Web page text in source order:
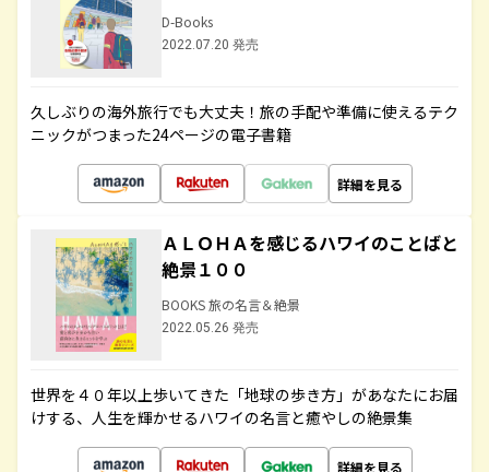
D-Books
2022.07.20 発売
久しぶりの海外旅行でも大丈夫！旅の手配や準備に使えるテク
ニックがつまった24ページの電子書籍
詳細を見る
ＡＬＯＨＡを感じるハワイのことばと
絶景１００
BOOKS 旅の名言＆絶景
2022.05.26 発売
世界を４０年以上歩いてきた「地球の歩き方」があなたにお届
けする、人生を輝かせるハワイの名言と癒やしの絶景集
詳細を見る